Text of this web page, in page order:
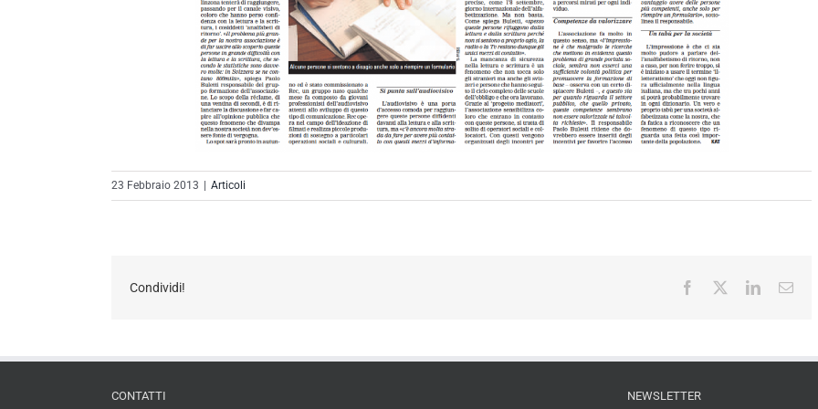
23 Febbraio 2013 Articoli
Condividi! Facebook LinkedIn
CONTATTI NEWSLETTER